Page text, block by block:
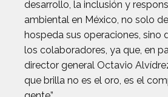
desarrollo, la inclusión y
ambiental en México, no solo
hospeda sus operaciones, sino
los colaboradores, ya que, en
director general Octavio
que brilla no es el oro, es el